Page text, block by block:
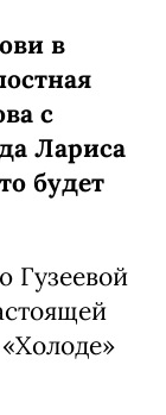
в
с
Лариса
будет
Гузеевой